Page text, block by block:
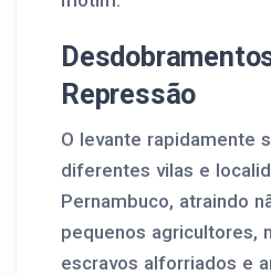
Repressão
O levante rapidamente
diferentes vilas e
Pernambuco, atraindo
pequenos agricultores,
escravos alforriados e